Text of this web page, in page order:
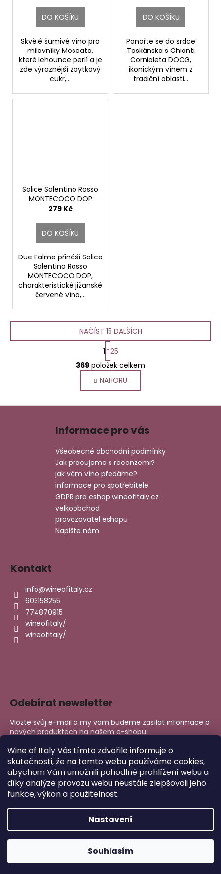
Wine of Italy Vás tímto zdvořile informuje o
skutečnosti, že na tomto webu používáme cookies,
abychom Vám umožnili pohodlné prohlížení webu a
díky analýze provozu webu neustále zlepšovali jeho
funkce, výkon a použitelnost.
Nastavení
Souhlasím
DO KOŠÍKU
Skvělé šumivé víno pro
milovníky Moscata,
které lehounce perlí a je
zde výraznější zbytkový
cukr,...
DO KOŠÍKU
Ponořte se do srdce
Toskánska s Chianti
Cornioleta DOCG,
ikonickým vínem z
tradiční oblasti...
Salice Salentino Rosso
MONTECOCO DOP
Cantine Due Palme
279 Kč
DO KOŠÍKU
Due Palme přináší Salice
Salentino Rosso
MONTECOCO DOP,
charakteristické jižanské
červené víno,...
O
v
l
á
d
c
í
p
r
v
k
y
v
ý
p
NAČÍST 15 DALŠÍCH
S
t
r
á
n
o
á
n
1 25
369 položek celkem
NAHORU
Informace pro vás
Všeobecné obchodní podmínky
Jak pracujeme s recenzemi?
jak vám víno předáme?
informace pro spotřebitele
GDPR pro eshop wineofitaly.cz
velkoobchod
provozovatel eshopu
Napište nám
Kontakt
info@wineofitaly.cz
603158255
774870915
wineofitaly/
wineofitaly/
Odebírat newsletter
Vložte svůj e-mail a my vám budeme zasílat informace o
nových produktech na našem e-shopu.
E-mail
PŘIHLÁSIT SE
Vytvořil Shoptet
Wine of Italy. Všechna práva vyhrazena.
Upravit nastavení cookies